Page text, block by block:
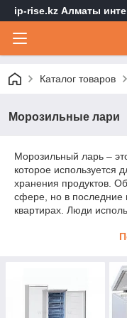
ip-rise.kz Алматы
Каталог товаров
Морозильные лари
Морозильный ларь –
которое используется
хранения продуктов.
сфере, но в последние
квартирах. Люди
Особенно популярны
Что такое
отличаются от
исполнением. Они
при этом очень